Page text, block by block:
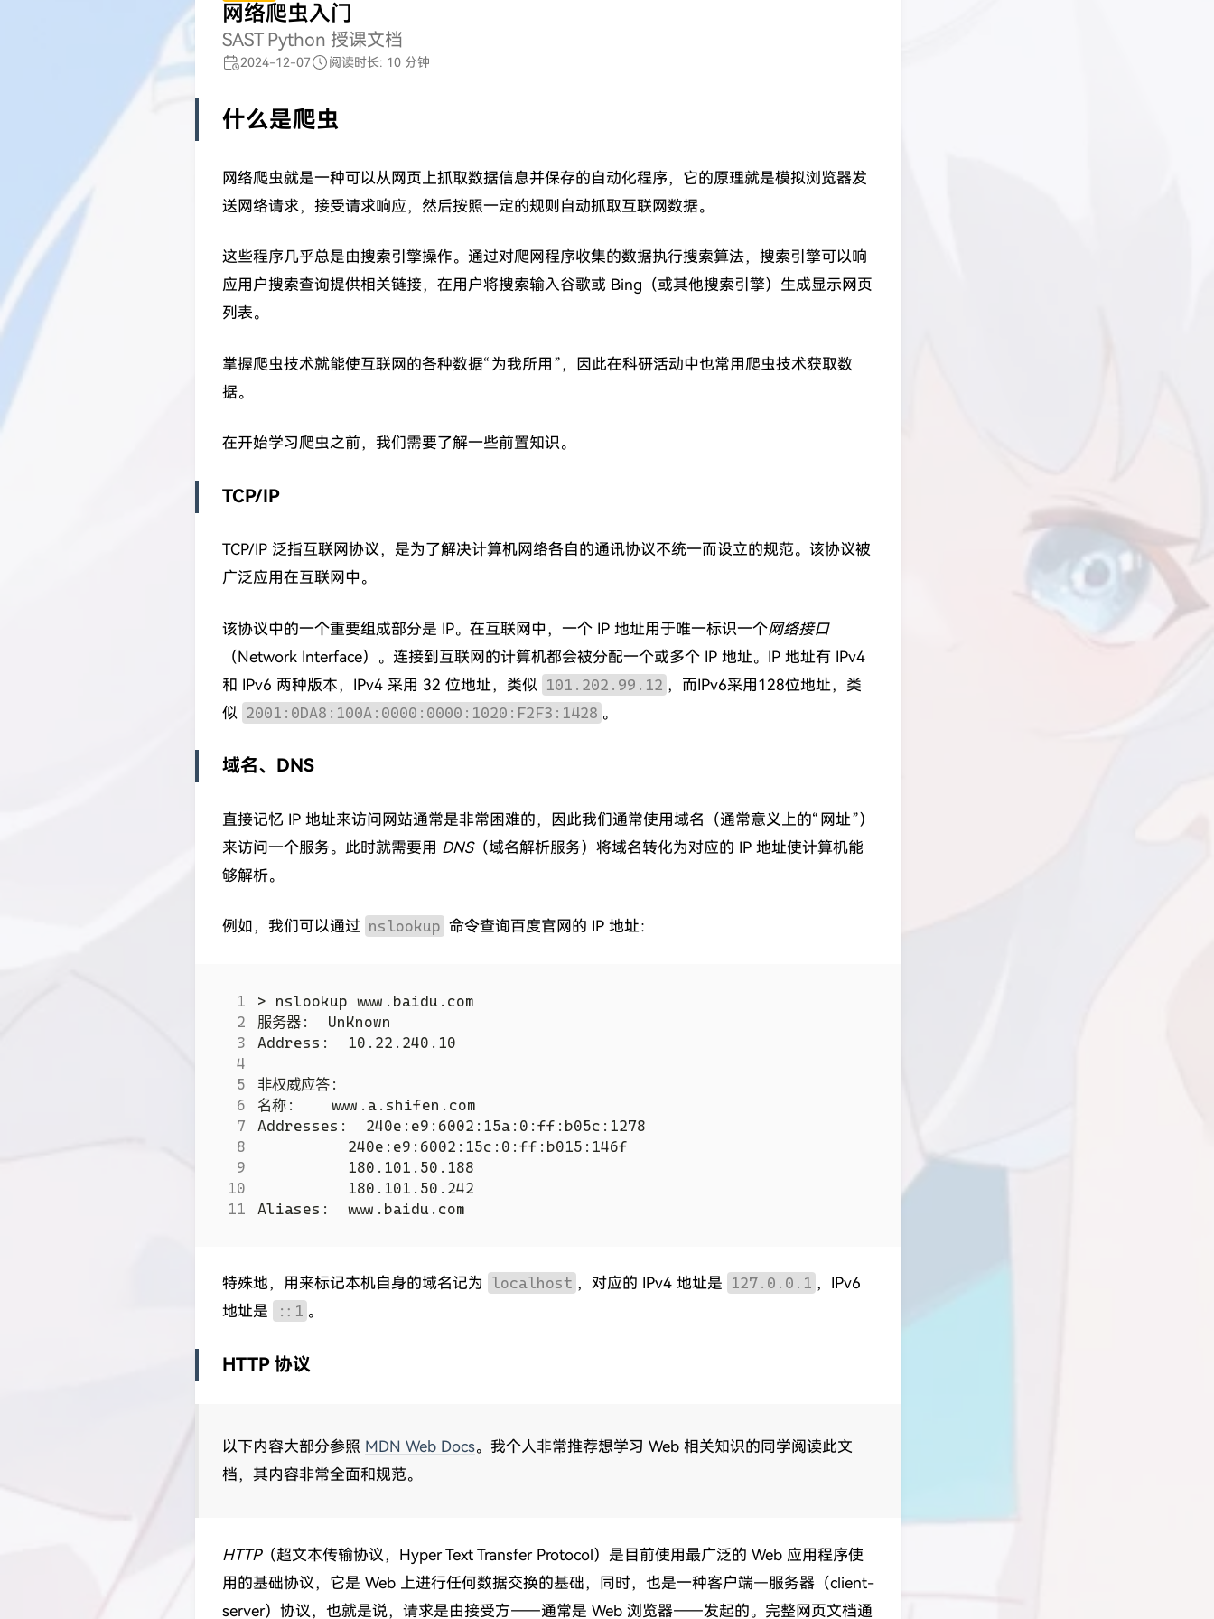
网络爬虫入门
SAST Python 授课文档
2024-12-07 阅读时长: 10 分钟
什么是爬虫
网络爬虫就是一种可以从网页上抓取数据信息并保存的自动化程序，它的原理就是模拟浏览器发
送网络请求，接受请求响应，然后按照一定的规则自动抓取互联网数据。
这些程序几乎总是由搜索引擎操作。通过对爬网程序收集的数据执行搜索算法，搜索引擎可以响
应用户搜索查询提供相关链接，在用户将搜索输入谷歌或 Bing（或其他搜索引擎）生成显示网页
列表。
掌握爬虫技术就能使互联网的各种数据“为我所用”，因此在科研活动中也常用爬虫技术获取数
据。
在开始学习爬虫之前，我们需要了解一些前置知识。
TCP/IP
TCP/IP 泛指互联网协议，是为了解决计算机网络各自的通讯协议不统一而设立的规范。该协议被
广泛应用在互联网中。
该协议中的一个重要组成部分是 IP。在互联网中，一个 IP 地址用于唯一标识一个网络接口
（Network Interface）。连接到互联网的计算机都会被分配一个或多个 IP 地址。IP 地址有 IPv4
和 IPv6 两种版本，IPv4 采用 32 位地址，类似 101.202.99.12 ，而IPv6采用128位地址，类
似 2001:0DA8:100A:0000:0000:1020:F2F3:1428 。
域名、DNS
直接记忆 IP 地址来访问网站通常是非常困难的，因此我们通常使用域名（通常意义上的“网址”）
来访问一个服务。此时就需要用 DNS（域名解析服务）将域名转化为对应的 IP 地址使计算机能
够解析。
例如，我们可以通过 nslookup 命令查询百度官网的 IP 地址：
特殊地，用来标记本机自身的域名记为 localhost ，对应的 IPv4 地址是 127.0.0.1 ，IPv6
地址是
::1 。
HTTP 协议
以下内容大部分参照 MDN Web Docs。我个人非常推荐想学习 Web 相关知识的同学阅读此文
档，其内容非常全面和规范。
HTTP（超文本传输协议，Hyper Text Transfer Protocol）是目前使用最广泛的 Web 应用程序使
用的基础协议，它是 Web 上进行任何数据交换的基础，同时，也是一种客户端—服务器（client-
server）协议，也就是说，请求是由接受方——通常是 Web 浏览器——发起的。完整网页文档通